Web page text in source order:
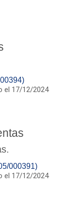
el 17/12/2024
000391)
el 17/12/2024